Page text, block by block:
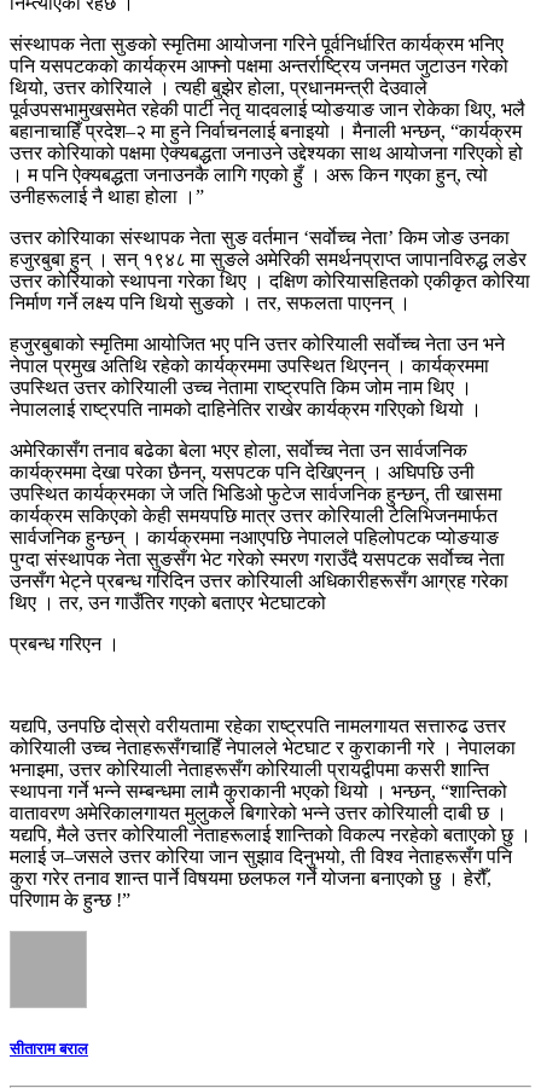
संस्थापक नेता सुङको स्मृतिमा आयोजना गरिने पूर्वनिर्धारित कार्यक्रम भनिए
पनि यसपटकको कार्यक्रम आफ्नो पक्षमा अन्तर्राष्ट्रिय जनमत जुटाउन गरेको
थियो, उत्तर कोरियाले । त्यही बुझेर होला, प्रधानमन्त्री देउवाले
पूर्वउपसभामुखसमेत रहेकी पार्टी नेतृ यादवलाई प्योङयाङ जान रोकेका थिए, भलै
बहानाचाहिँ प्रदेश–२ मा हुने निर्वाचनलाई बनाइयो । मैनाली भन्छन्, “कार्यक्रम
उत्तर कोरियाको पक्षमा ऐक्यबद्धता जनाउने उद्देश्यका साथ आयोजना गरिएको हो
। म पनि ऐक्यबद्धता जनाउनकै लागि गएको हुँ । अरू किन गएका हुन्, त्यो
उनीहरूलाई नै थाहा होला ।”
उत्तर कोरियाका संस्थापक नेता सुङ वर्तमान ‘सर्वाेच्च नेता’ किम जोङ उनका
हजुरबुबा हुन् । सन् १९४८ मा सुङले अमेरिकी समर्थनप्राप्त जापानविरुद्ध लडेर
उत्तर कोरियाको स्थापना गरेका थिए । दक्षिण कोरियासहितको एकीकृत कोरिया
निर्माण गर्ने लक्ष्य पनि थियो सुङको । तर, सफलता पाएनन् ।
हजुरबुबाको स्मृतिमा आयोजित भए पनि उत्तर कोरियाली सर्वाेच्च नेता उन भने
नेपाल प्रमुख अतिथि रहेको कार्यक्रममा उपस्थित थिएनन् । कार्यक्रममा
उपस्थित उत्तर कोरियाली उच्च नेतामा राष्ट्रपति किम जोम नाम थिए ।
नेपाललाई राष्ट्रपति नामको दाहिनेतिर राखेर कार्यक्रम गरिएको थियो ।
अमेरिकासँग तनाव बढेका बेला भएर होला, सर्वाेच्च नेता उन सार्वजनिक
कार्यक्रममा देखा परेका छैनन्, यसपटक पनि देखिएनन् । अघिपछि उनी
उपस्थित कार्यक्रमका जे जति भिडिओ फुटेज सार्वजनिक हुन्छन्, ती खासमा
कार्यक्रम सकिएको केही समयपछि मात्र उत्तर कोरियाली टेलिभिजनमार्फत
सार्वजनिक हुन्छन् । कार्यक्रममा नआएपछि नेपालले पहिलोपटक प्योङयाङ
पुग्दा संस्थापक नेता सुङसँग भेट गरेको स्मरण गराउँदै यसपटक सर्वाेच्च नेता
उनसँग भेट्ने प्रबन्ध गरिदिन उत्तर कोरियाली अधिकारीहरूसँग आग्रह गरेका
थिए । तर, उन गाउँतिर गएको बताएर भेटघाटको
प्रबन्ध गरिएन ।
यद्यपि, उनपछि दोस्रो वरीयतामा रहेका राष्ट्रपति नामलगायत सत्तारुढ उत्तर
कोरियाली उच्च नेताहरूसँगचाहिँ नेपालले भेटघाट र कुराकानी गरे । नेपालका
भनाइमा, उत्तर कोरियाली नेताहरूसँग कोरियाली प्रायद्वीपमा कसरी शान्ति
स्थापना गर्ने भन्ने सम्बन्धमा लामै कुराकानी भएको थियो । भन्छन्, “शान्तिको
वातावरण अमेरिकालगायत मुलुकले बिगारेको भन्ने उत्तर कोरियाली दाबी छ ।
यद्यपि, मैले उत्तर कोरियाली नेताहरूलाई शान्तिको विकल्प नरहेको बताएको छु ।
मलाई ज–जसले उत्तर कोरिया जान सुझाव दिनुभयो, ती विश्व नेताहरूसँग पनि
कुरा गरेर तनाव शान्त पार्ने विषयमा छलफल गर्ने योजना बनाएको छु । हेरौँ,
परिणाम के हुन्छ !”
सीताराम बराल